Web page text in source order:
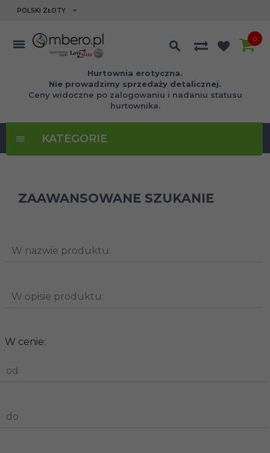
currency_h
POLSKI ZŁOTY
Hurtownia erotyczna.
Nie prowadzimy sprzedaży detalicznej.
Ceny widoczne po zalogowaniu i nadaniu statusu
hurtownika.
0
KATEGORIE
ZAAWANSOWANE SZUKANIE
W nazwie produktu:
W opisie produktu:
W cenie:
od
do